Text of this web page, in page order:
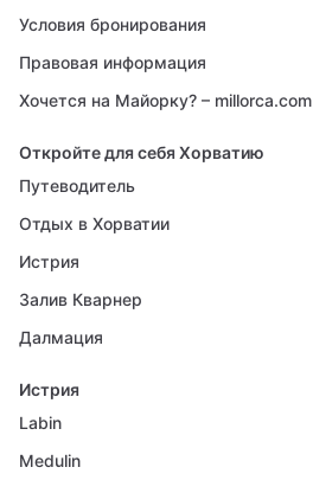
Условия бронирования
Правовая информация
Хочется на Майорку? – millorca.com
Откройте для себя Хорватию
Путеводитель
Отдых в Хорватии
Истрия
Залив Кварнер
Далмация
Истрия
Labin
Medulin